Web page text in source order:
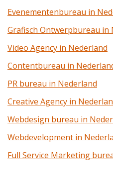
Evenementenbureau in
Grafisch Ontwerpbureau in
Video Agency in Nederland
Contentbureau in
PR bureau in Nederland
Creative Agency in
Webdesign bureau in
Webdevelopment in
Full Service Marketing